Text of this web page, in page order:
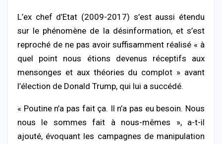
L’ex chef d’Etat (2009-2017) s’est aussi étendu
sur le phénomène de la désinformation, et s’est
reproché de ne pas avoir suffisamment réalisé « à
quel point nous étions devenus réceptifs aux
mensonges et aux théories du complot » avant
l’élection de Donald Trump, qui lui a succédé.
« Poutine n’a pas fait ça. Il n’a pas eu besoin. Nous
nous le sommes fait à nous-mêmes », a-t-il
ajouté, évoquant les campagnes de manipulation